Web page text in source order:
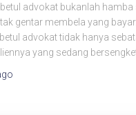
advokat bukanlah hamba
gentar membela yang
advokat tidak hanya
yang sedang